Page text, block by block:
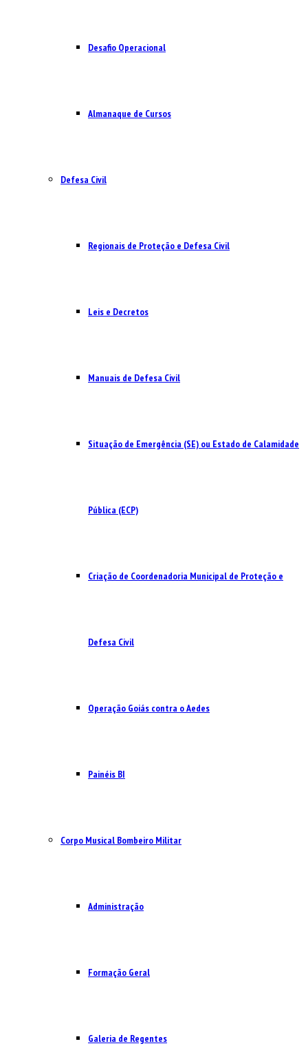
Desafio Operacional
Almanaque de Cursos
Defesa Civil
Regionais de Proteção e Defesa Civil
Leis e Decretos
Manuais de Defesa Civil
Situação de Emergência (SE) ou Estado de Calamidade
Pública (ECP)
Criação de Coordenadoria Municipal de Proteção e
Defesa Civil
Operação Goiás contra o Aedes
Painéis BI
Corpo Musical Bombeiro Militar
Administração
Formação Geral
Galeria de Regentes